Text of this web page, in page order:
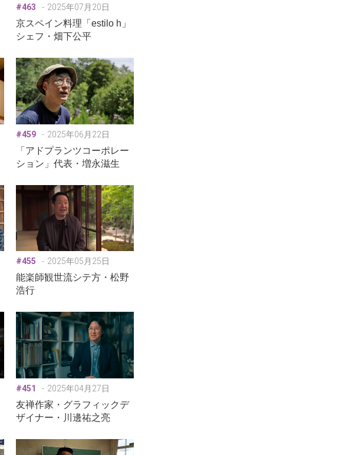
#463 2025年07月20日
京スペイン料理「estilo h」
シェフ・畑下公平
#459 2025年06月22日
「アドプランツコーポレー
ション」代表・増永滋生
#455 2025年05月25日
能楽師観世流シテ方・松野
浩行
#451 2025年04月27日
友禅作家・グラフィックデ
ザイナー・川邊祐之亮